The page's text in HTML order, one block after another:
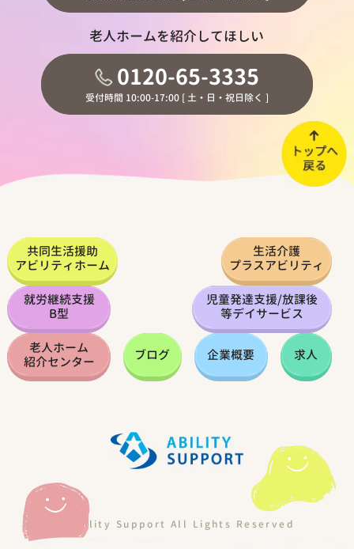
老人ホームを紹介してほしい
0120-65-3335
受付時間 10:00-17:00 [ 土・日・祝日除く ]
共同生活援助
アビリティホーム
生活介護
プラスアビリティ
就労継続支援
B型
児童発達支援/放課後
等デイサービス
老人ホーム
紹介センター
ブログ 企業概要 求人
©Ability Support All Lights Reserved